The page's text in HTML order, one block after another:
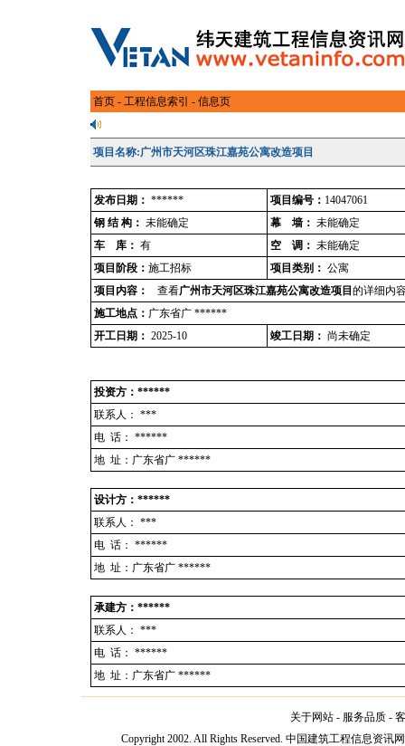
首页 - 工程信息索引 - 信息页
项目名称:广州市天河区珠江嘉苑公寓改造项目
发布日期： ****** 项目编号： 14047061
钢 结 构： 未能确定 幕 墙： 未能确定
车 库： 有 空 调： 未能确定
项目阶段： 施工招标 项目类别： 公寓
项目内容：
查看广州市天河区珠江嘉苑公寓改造项目 的详细内
施工地点： 广东省广 ******
开工日期： 2025-10 竣工日期： 尚未确定
投资方：******
联系人： ***
电 话： ******
地 址：广东省广 ******
设计方：******
联系人： ***
电 话： ******
地 址：广东省广 ******
承建方：******
联系人： ***
电 话： ******
地 址：广东省广 ******
关于网站 - 服务品质 -
Copyright 2002. All Rights Reserved. 中国建筑工程信息资讯